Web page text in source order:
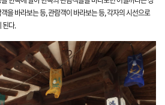
을 바라보는 등, 관람객이 바라보는 등, 각자의 시선으로
된다.